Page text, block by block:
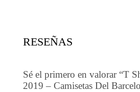
RESEÑAS
Sé el primero en valorar “T
2019 – Camisetas Del